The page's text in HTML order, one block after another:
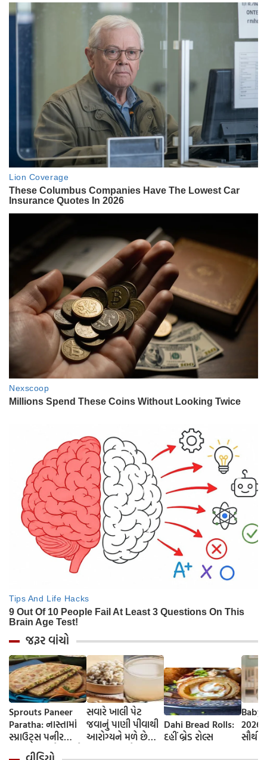
જરૂર વાંચો
Sprouts Paneer
Paratha: નાસ્તામાં
સ્પ્રાઉટ્સ પનીર
પરાઠા બનાવો, તમને
સવારે ખાલી પેટ
જવાનું પાણી પીવાથી
આરોગ્યને મળે છે
Dahi Bread Rolls:
દહીં બ્રેડ રોલ્સ
Baby